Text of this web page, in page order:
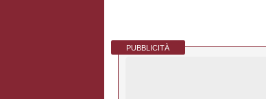
PUBBLICITÀ